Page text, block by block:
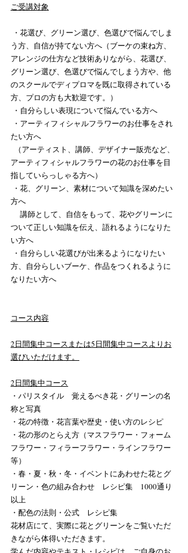
ご受講対象
う方、自信が持てない方へ（ブーケの束ね方、
アレンジの仕方など技術ありながら、花選び、
グリーン選び、色選びで悩んでしまう方や、他
のスクールでディプロマを既に取得されている
方、プロの方も大歓迎です。）
・自分らしい表現について悩んでいる方へ
たい方へ
アーティフィシャルフラワーの花のお仕事を目
指していらっしゃる方へ）
方へ
ついて正しい知識を伝え、語れるようになりた
い方へ
方、自分らしいブーケ、作品をつくれるように
なりたい方へ
コース内容
2日間集中コースまたは5日間集中コースよりお
選びいただけます。
2日間集中コース
・パリスタイル　覚えるべき花・グリーンの名
称と写真
​・花の特徴・花言葉や歴史・使い方のレシピ
・花の形のとらえ方（マスフラワー・フォーム
フラワー・フィラーフラワー・ラインフラワー
等）
・春・夏・秋・冬・イベントにあわせた花とグ
リーン・色の組み合わせ　レシピ集　1000通り
以上
・配色の法則・公式　レシピ集​
花材店にて、実際に花とグリーンをご覧いただ
きながら体得いただきます。